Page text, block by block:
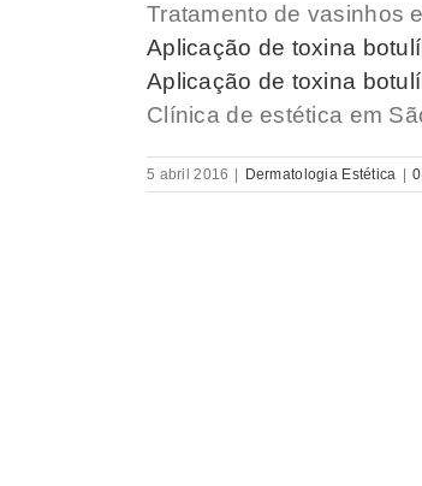
Tratamento de vasinhos
Aplicação de toxina
Aplicação de toxina
Clínica de estética em
5 abril 2016 Dermatologia Estética